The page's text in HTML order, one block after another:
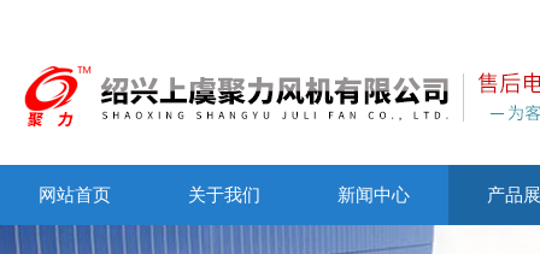
网站首页 关于我们 新闻中心 产品